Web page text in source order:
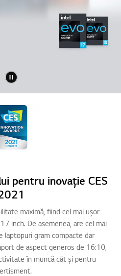
pentru inovație CES
maximă, fiind cel mai ușor
inch. De asemenea, are cel mai
laptopuri gram compacte dar
de aspect generos de 16:10,
în muncă cât și pentru